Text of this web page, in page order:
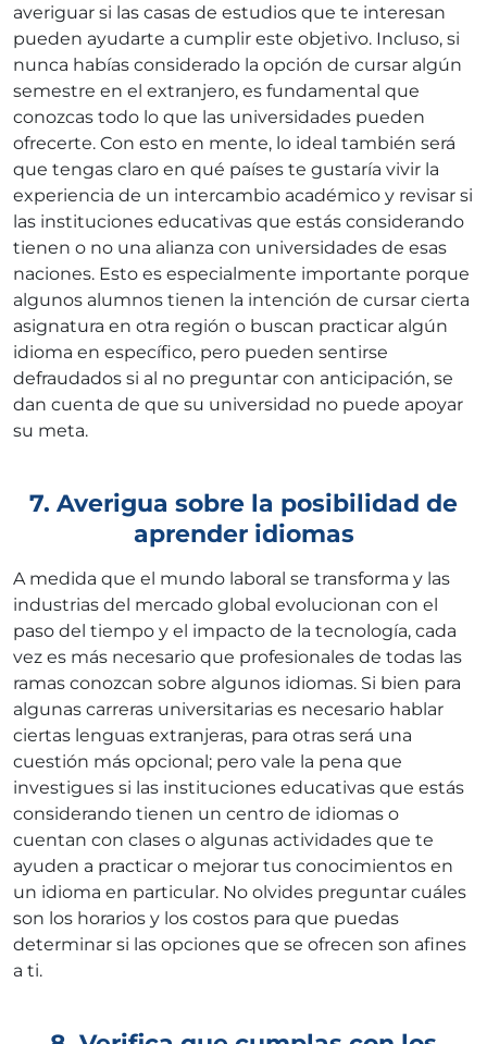
averiguar si las casas de estudios que te interesan
pueden ayudarte a cumplir este objetivo. Incluso, si
nunca habías considerado la opción de cursar algún
semestre en el extranjero, es fundamental que
conozcas todo lo que las universidades pueden
ofrecerte. Con esto en mente, lo ideal también será
que tengas claro en qué países te gustaría vivir la
experiencia de un intercambio académico y revisar si
las instituciones educativas que estás considerando
tienen o no una alianza con universidades de esas
naciones. Esto es especialmente importante porque
algunos alumnos tienen la intención de cursar cierta
asignatura en otra región o buscan practicar algún
idioma en específico, pero pueden sentirse
defraudados si al no preguntar con anticipación, se
dan cuenta de que su universidad no puede apoyar
su meta.
7. Averigua sobre la posibilidad de
aprender idiomas
A medida que el mundo laboral se transforma y las
industrias del mercado global evolucionan con el
paso del tiempo y el impacto de la tecnología, cada
vez es más necesario que profesionales de todas las
ramas conozcan sobre algunos idiomas. Si bien para
algunas carreras universitarias es necesario hablar
ciertas lenguas extranjeras, para otras será una
cuestión más opcional; pero vale la pena que
investigues si las instituciones educativas que estás
considerando tienen un centro de idiomas o
cuentan con clases o algunas actividades que te
ayuden a practicar o mejorar tus conocimientos en
un idioma en particular. No olvides preguntar cuáles
son los horarios y los costos para que puedas
determinar si las opciones que se ofrecen son afines
a ti.